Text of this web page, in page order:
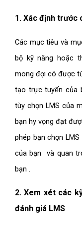
1. Xác định trước
Các mục tiêu và
bộ kỹ năng hoặc
mong đợi có được
tạo trực tuyến của
tùy chọn LMS của
bạn hy vọng đạt
phép bạn chọn
của bạn và quan
bạn .
2. Xem xét các
đánh giá LMS